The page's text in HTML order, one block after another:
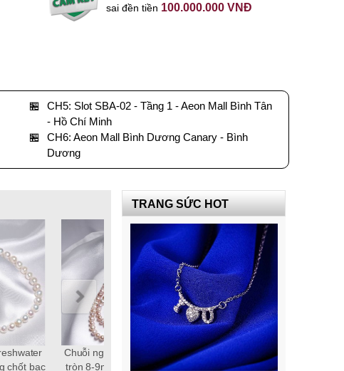
sai đền tiền 100.000.000 VNĐ
🏪
CH5: Slot SBA-02 - Tầng 1 - Aeon Mall Bình Tân
- Hồ Chí Minh
🏪
CH6: Aeon Mall Bình Dương Canary - Bình
Dương
18k
Dây chuyền ngọc trai
Freshwater tròn 6-7mm vàng
chuỗi ngọc trai Freshwater 18k,
ngọc trai tròn 3-4mm Elegance
TRANG SỨC HOT